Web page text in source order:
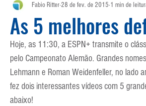
Blogoleiro da Semana
Copa do Mundo Curso
Equipamentos Escola Alemã
As 5 melhores
Fabio Ritter28 de fev. de 2015 1 min de
Hoje, as 11:30, a ESPN+ transmite o
pelo Campeonato Alemão. Grandes
Lehmann e Roman Weidenfeller, no lado
fez dois interessantes vídeos com 5
abaixo!